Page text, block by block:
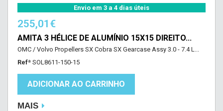
Envio em 3 a 4 dias úteis
255,01€
AMITA 3 HÉLICE DE ALUMÍNIO 15X15 DIREITO...
OMC / Volvo Propellers SX Cobra SX Gearcase Assy 3.0 - 7.4 L...
Refª SOL8611-150-15
ADICIONAR AO CARRINHO
MAIS